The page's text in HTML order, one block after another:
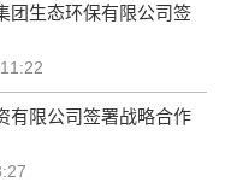
团生态环保有限公司签
有限公司签署战略合作